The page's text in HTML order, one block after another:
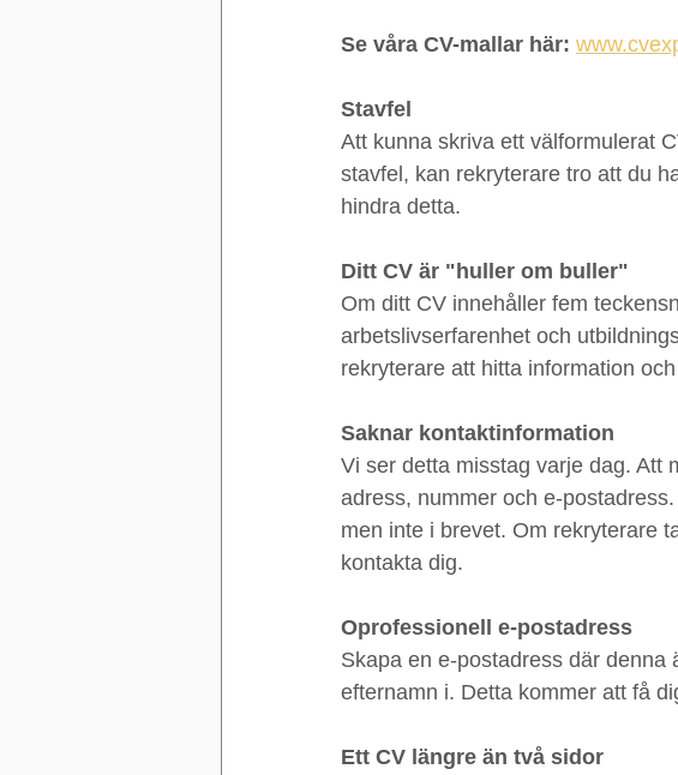
Se våra CV-mallar här:
Stavfel
Att kunna skriva ett välformulerat
stavfel, kan rekryterare tro att du
hindra detta.
Ditt CV är "huller om buller"
Om ditt CV innehåller fem
arbetslivserfarenhet och
rekryterare att hitta information
Saknar kontaktinformation
Vi ser detta misstag varje dag. Att
adress, nummer och e-
men inte i brevet. Om rekryterare
kontakta dig.
Oprofessionell e-postadress
Skapa en e-postadress där
efternamn i. Detta kommer att få
Ett CV längre än två sidor